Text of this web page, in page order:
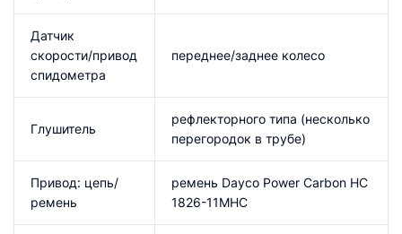
Датчик
скорости/привод
спидометра
переднее/заднее колесо
Глушитель
рефлекторного типа (несколько
перегородок в трубе)
Привод: цепь/
ремень
ремень Dayco Power Carbon HC
1826-11MHC